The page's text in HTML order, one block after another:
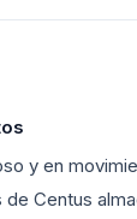
y en
Centus